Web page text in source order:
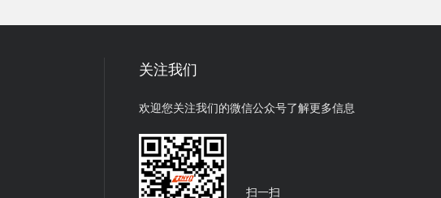
关注我们
欢迎您关注我们的微信公众号了解更多信息
扫一扫